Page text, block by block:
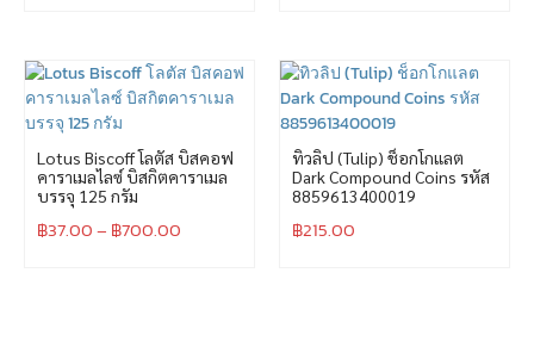
Lotus Biscoff โลตัส บิสคอฟ
คาราเมลไลซ์ บิสกิตคาราเมล
บรรจุ 125 กรัม
฿37.00– ฿700.00
ทิวลิป (Tulip) ช็อกโกแลต
Dark Compound Coins รหัส
8859613400019
฿215.00